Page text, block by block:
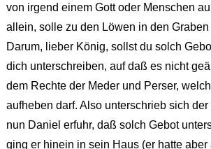
von irgend einem Gott oder Menschen
allein, solle zu den Löwen in den
Darum, lieber König, sollst du solch
dich unterschreiben, auf daß es nicht
dem Rechte der Meder und Perser,
aufheben darf. Also unterschrieb sich
nun Daniel erfuhr, daß solch Gebot
ging er hinein in sein Haus (er hatte